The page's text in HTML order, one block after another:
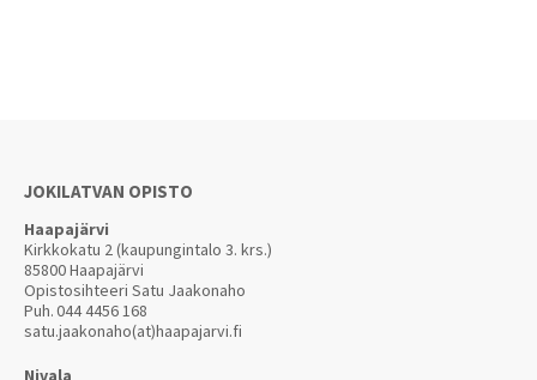
JOKILATVAN OPISTO
Haapajärvi
Kirkkokatu 2 (kaupungintalo 3. krs.)
85800 Haapajärvi
Opistosihteeri Satu Jaakonaho
Puh.044 4456 168
satu.jaakonaho(at)haapajarvi.fi
Nivala